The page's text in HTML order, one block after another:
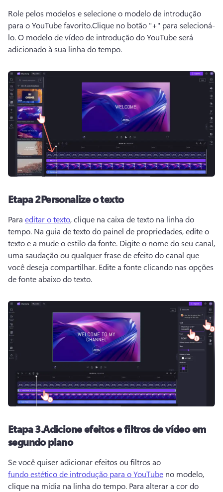
Role pelos modelos e selecione o modelo de introdução
para o YouTube favorito.Clique no botão "+" para selecioná-
lo. O modelo de vídeo de introdução do YouTube será
adicionado à sua linha do tempo.
Etapa 2Personalize o texto
Para editar o texto, clique na caixa de texto na linha do
tempo. Na guia de texto do painel de propriedades, edite o
texto e a mude o estilo da fonte. Digite o nome do seu canal,
uma saudação ou qualquer frase de efeito do canal que
você deseja compartilhar. Edite a fonte clicando nas opções
de fonte abaixo do texto.
Etapa 3.Adicione efeitos e filtros de vídeo em
segundo plano
Se você quiser adicionar efeitos ou filtros ao
fundo estético de introdução para o YouTube no modelo,
clique na mídia na linha do tempo. Para alterar a cor do